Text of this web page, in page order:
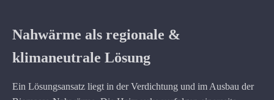
Nahwärme als regionale &
klimaneutrale Lösung
Ein Lösungsansatz liegt in der Verdichtung und im Ausbau der